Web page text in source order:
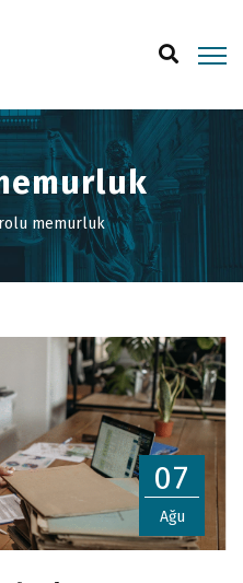
memurluk
07
Ağu